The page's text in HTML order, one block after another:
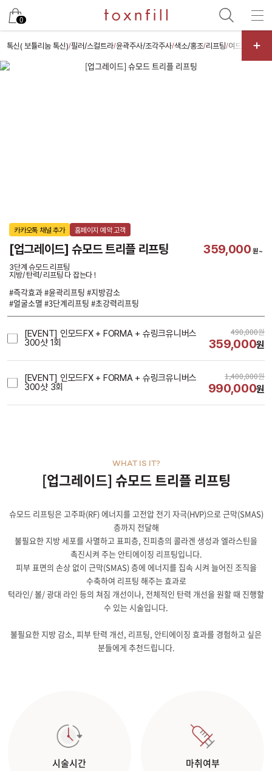
0
톡신( 보튤리눔 톡신)/필러/스컬트라/윤곽주사/조각주사/색소/홍조/리프팅/여드름/모공
카카오톡 채널 추가 홈페이지 예약 고객
[업그레이드] 슈모드 트리플 리프팅 359,000 원~
카카
3단계 슈모드 리프팅
지방/ 탄력/ 리프팅 다 잡는다 !
#즉각효과 #윤곽리프팅 #지방감소
#얼굴소멸 #3단계리프팅 #초강력리프팅
[EVENT] 인모드FX + FORMA + 슈링크유니버스
300샷 1회
490,000원
359,000원
[EVENT] 인모드FX + FORMA + 슈링크유니버스
300샷 3회
1,400,000원
990,000원
[업그레이드] 슈모드 트리플 리프팅
WHAT IS IT?
슈모드 리프팅은 고주파(RF) 에너지를 고전압 전기 자극(HVP)으로 근막(SMAS)
층까지 전달해
불필요한 지방 세포를 사멸하고 표피층, 진피층의 콜라겐 생성과 엘라스틴을
촉진시켜 주는 안티에이징 리프팅입니다.
피부 표면의 손상 없이 근막(SMAS) 층에 에너지를 집속 시켜 늘어진 조직을
수축하여 리프팅 해주는 효과로
턱라인/ 볼/ 광대 라인 등의 쳐짐 개선이나, 전체적인 탄력 개선을 원할 때 진행할
수 있는 시술입니다.
불필요한 지방 감소, 피부 탄력 개선, 리프팅, 안티에이징 효과를 경험하고 싶은
분들에게 추천드립니다.
시술시간 마취여부